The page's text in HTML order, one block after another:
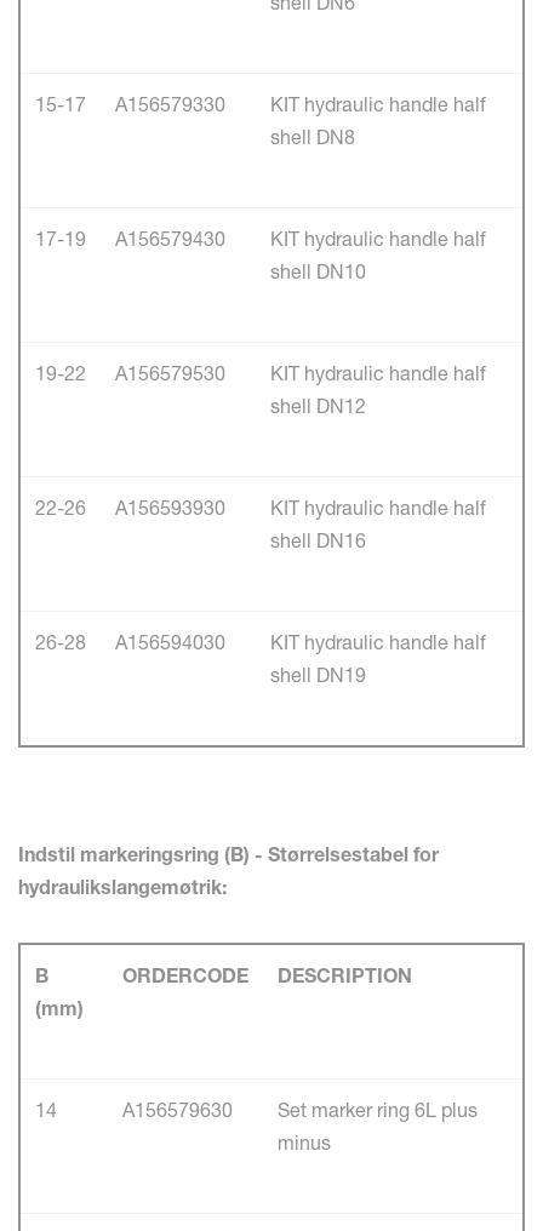
15-17 A156579330
KIT hydraulic handle half
shell DN8
17-19 A156579430
KIT hydraulic handle half
shell DN10
19-22 A156579530
KIT hydraulic handle half
shell DN12
22-26 A156593930
KIT hydraulic handle half
shell DN16
26-28 A156594030
KIT hydraulic handle half
shell DN19
Indstil markeringsring (B) - Størrelsestabel for
hydraulikslangemøtrik:
B
(mm)
ORDERCODE DESCRIPTION
14 A156579630
Set marker ring 6L plus
minus